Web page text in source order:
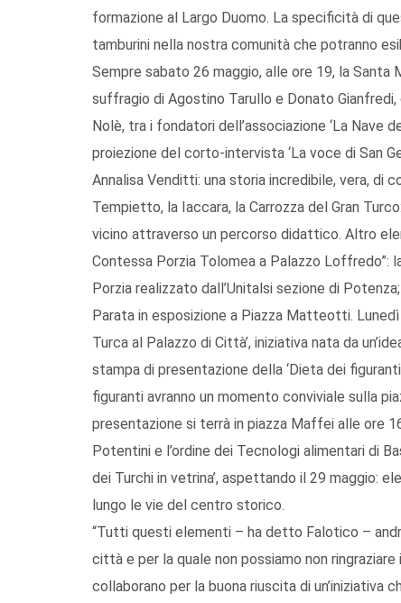
formazione al Largo Duomo. La specificità di
tamburini nella nostra comunità che potranno
Sempre sabato 26 maggio, alle ore 19, la Santa
suffragio di Agostino Tarullo e Donato
Nolè, tra i fondatori dell’associazione ‘La Nave
proiezione del corto-intervista ‘La voce di San
Annalisa Venditti: una storia incredibile, vera, di
Tempietto, la Iaccara, la Carrozza del Gran
vicino attraverso un percorso didattico. Altro
Contessa Porzia Tolomea a Palazzo Loffredo”:
Porzia realizzato dall’Unitalsi sezione di
Parata in esposizione a Piazza Matteotti.
Turca al Palazzo di Città’, iniziativa nata da
stampa di presentazione della ‘Dieta dei
figuranti avranno un momento conviviale sulla
presentazione si terrà in piazza Maffei alle ore
Potentini e l’ordine dei Tecnologi alimentari di
dei Turchi in vetrina’, aspettando il 29 maggio:
lungo le vie del centro storico.
“Tutti questi elementi – ha detto Falotico –
città e per la quale non possiamo non
collaborano per la buona riuscita di un’iniziativa